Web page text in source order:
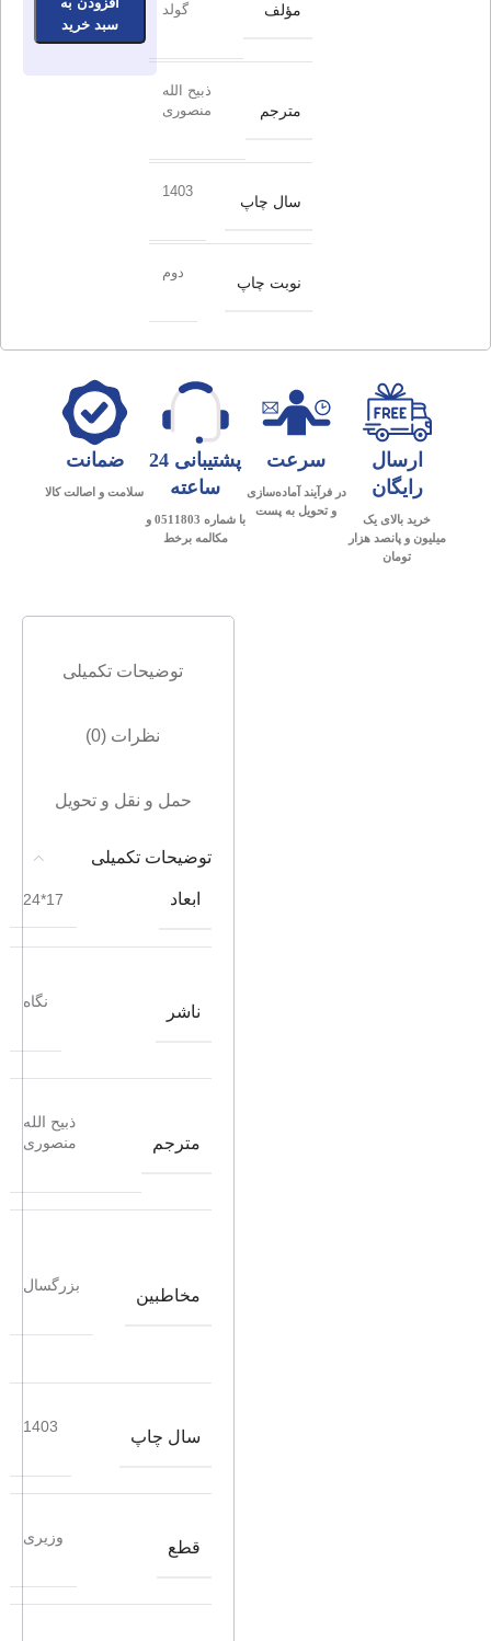
مؤلف
گولد
مترجم
ذبیح الله
منصوری
سال چاپ
1403
نوبت چاپ
دوم
سبد خرید
ارسال
رایگان
خرید بالای یک
میلیون و پانصد هزار
تومان
سرعت
در فرآیند آماده‌سازی
و تحویل به پست
پشتیبانی 24
ساعته
با شماره 0511803 و
مکالمه برخط
ضمانت
سلامت و اصالت کالا
توضیحات تکمیلی
نظرات (0)
حمل و نقل و تحویل
توضیحات تکمیلی
ابعاد 17*24
ناشر
نگاه
مترجم
ذبیح الله
منصوری
مخاطبین
بزرگسال
سال چاپ
1403
قطع
وزیری